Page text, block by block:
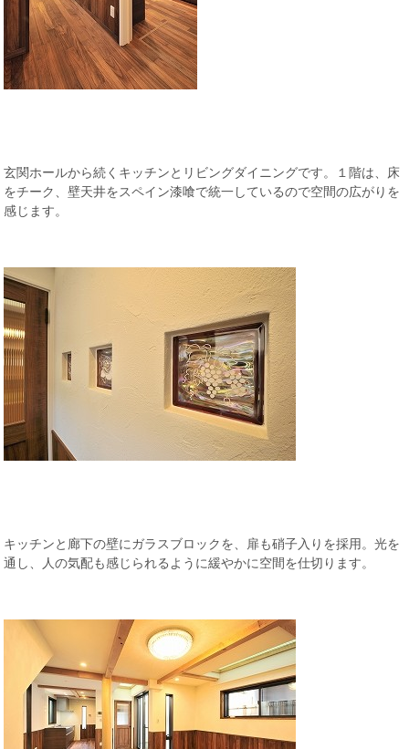
玄関ホールから続くキッチンとリビングダイニングです。１階は、床
をチーク、壁天井をスペイン漆喰で統一しているので空間の広がりを
感じます。
キッチンと廊下の壁にガラスブロックを、扉も硝子入りを採用。光を
通し、人の気配も感じられるように緩やかに空間を仕切ります。